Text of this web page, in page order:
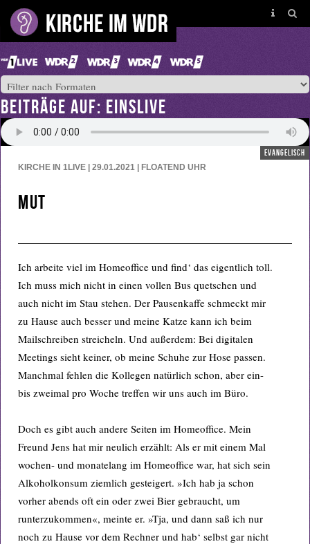
BEITRÄGE AUF: EINSLIVE
evangelisch
KIRCHE IN 1LIVE | 29.01.2021 | FLOATEND UHR
Mut
Ich arbeite viel im Homeoffice und find‘ das eigentlich toll.
Ich muss mich nicht in einen vollen Bus quetschen und
auch nicht im Stau stehen. Der Pausenkaffe schmeckt mir
zu Hause auch besser und meine Katze kann ich beim
Mailschreiben streicheln. Und außerdem: Bei digitalen
Meetings sieht keiner, ob meine Schuhe zur Hose passen.
Manchmal fehlen die Kollegen natürlich schon, aber ein-
bis zweimal pro Woche treffen wir uns auch im Büro.
Doch es gibt auch andere Seiten im Homeoffice. Mein
Freund Jens hat mir neulich erzählt: Als er mit einem Mal
wochen- und monatelang im Homeoffice war, hat sich sein
Alkoholkonsum ziemlich gesteigert. »Ich hab ja schon
vorher abends oft ein oder zwei Bier gebraucht, um
runterzukommen«, meinte er. »Tja, und dann saß ich nur
noch zu Hause vor dem Rechner und hab‘ selbst gar nicht